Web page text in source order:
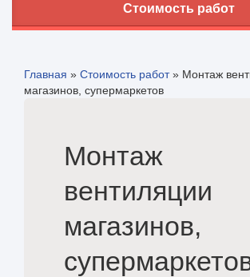
Стоимость работ
Главная » Стоимость работ» Монтаж
магазинов, супермаркетов
Монтаж
вентиляции
магазинов,